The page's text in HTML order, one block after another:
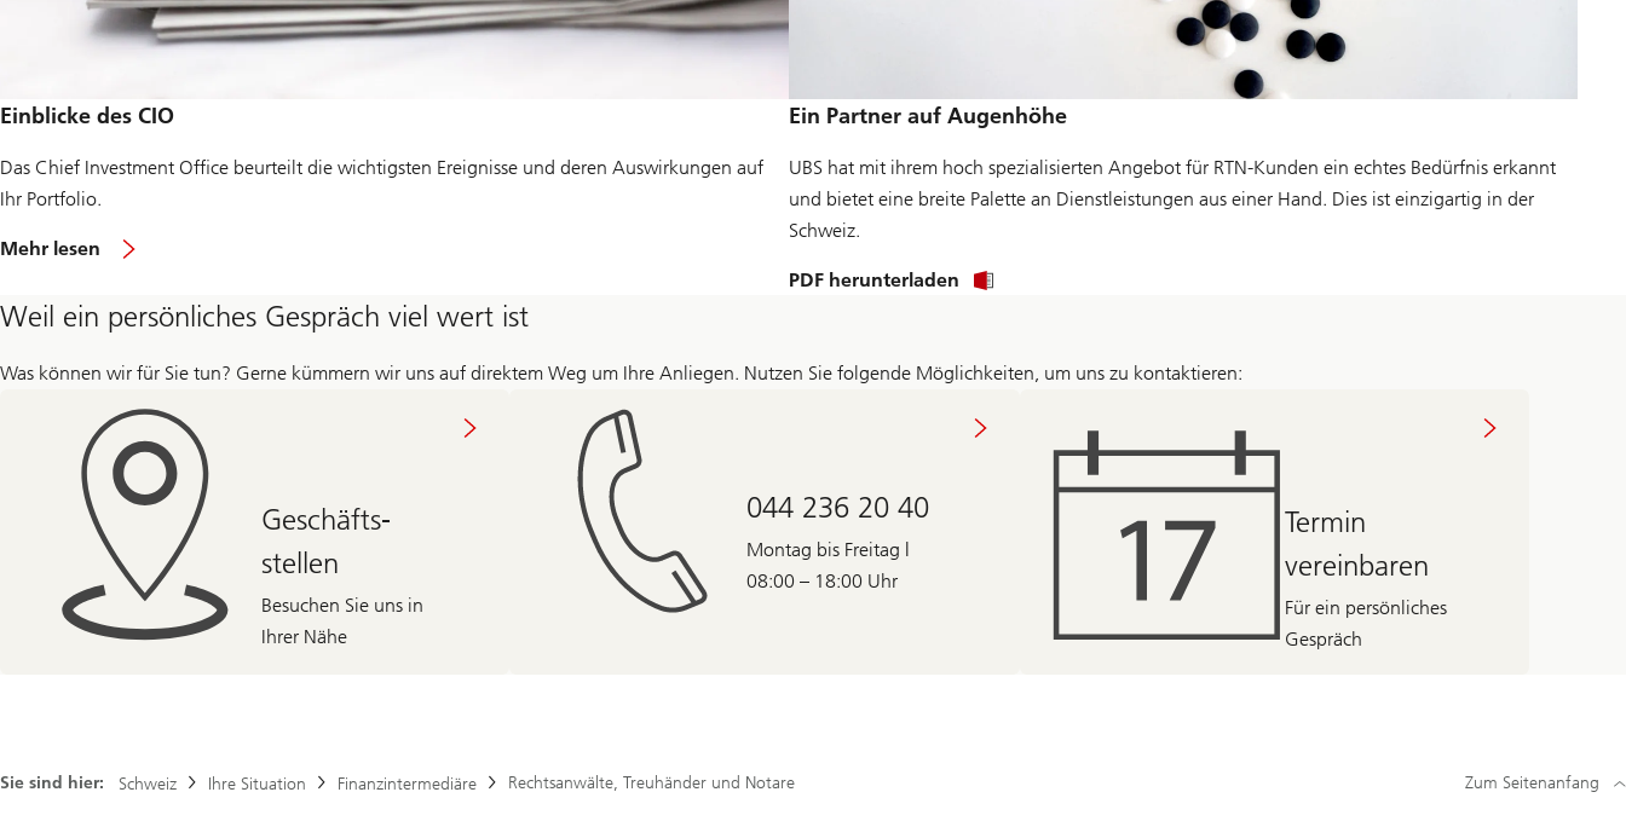
Einblicke des CIO
Das Chief Investment Office beurteilt die wichtigsten Ereignisse und deren Auswirkungen auf
Ihr Portfolio.
Mehr lesen
Ein Partner auf Augenhöhe
UBS hat mit ihrem hoch spezialisierten Angebot für RTN-Kunden ein echtes Bedürfnis erkannt
und bietet eine breite Palette an Dienstleistungen aus einer Hand. Dies ist einzigartig in der
Schweiz.
PDF herunterladen
Weil ein persönliches Gespräch viel wert ist
Was können wir für Sie tun? Gerne kümmern wir uns auf direktem Weg um Ihre Anliegen. Nutzen Sie folgende Möglichkeiten, um uns zu kontaktieren:
Geschäfts-
stellen
Besuchen Sie uns in
Ihrer Nähe
044 236 20 40
Montag bis Freitag |
08:00 – 18:00 Uhr
Termin
vereinbaren
Für ein persönliches
Gespräch
Sie sind hier: Schweiz Ihre Situation Finanzintermediäre Rechtsanwälte, Treuhänder und Notare Zum Seitenanfang